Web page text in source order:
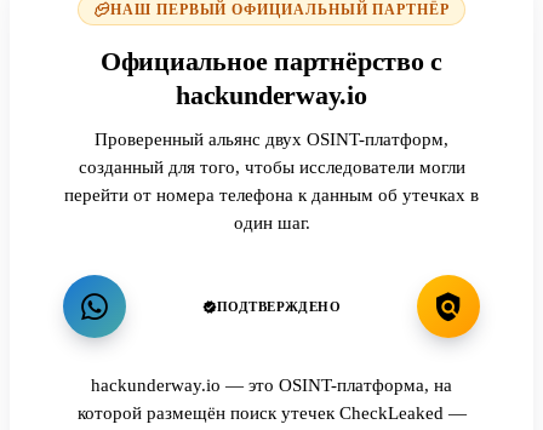
НАШ ПЕРВЫЙ ОФИЦИАЛЬНЫЙ ПАРТНЁР
Официальное партнёрство с
hackunderway.io
Проверенный альянс двух OSINT-платформ,
созданный для того, чтобы исследователи могли
перейти от номера телефона к данным об утечках в
один шаг.
ПОДТВЕРЖДЕНО
hackunderway.io — это OSINT-платформа, на
которой размещён поиск утечек CheckLeaked —